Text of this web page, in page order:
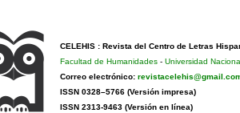
CELEHIS : Revista del Centro de Letras
Facultad de Humanidades- Universidad
Correo electrónico:
ISSN 0328–5766 (Versión impresa)
ISSN 2313-9463 (Versión en línea)